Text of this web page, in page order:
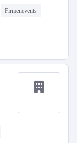
Firmenevents